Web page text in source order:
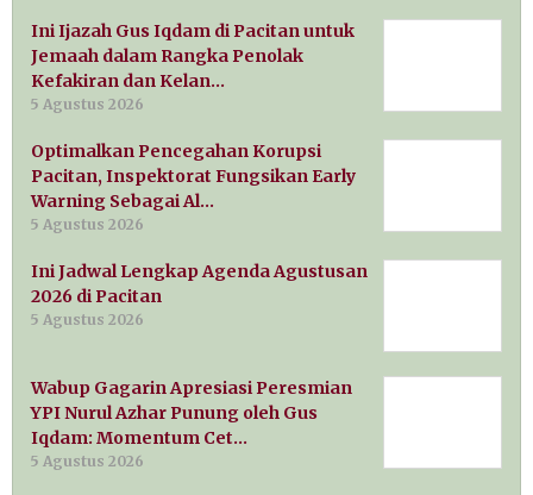
Ini Ijazah Gus Iqdam di Pacitan untuk
Jemaah dalam Rangka Penolak
Kefakiran dan Kelan…
5 Agustus 2026
Optimalkan Pencegahan Korupsi
Pacitan, Inspektorat Fungsikan Early
Warning Sebagai Al…
5 Agustus 2026
Ini Jadwal Lengkap Agenda Agustusan
2026 di Pacitan
5 Agustus 2026
Wabup Gagarin Apresiasi Peresmian
YPI Nurul Azhar Punung oleh Gus
Iqdam: Momentum Cet…
5 Agustus 2026